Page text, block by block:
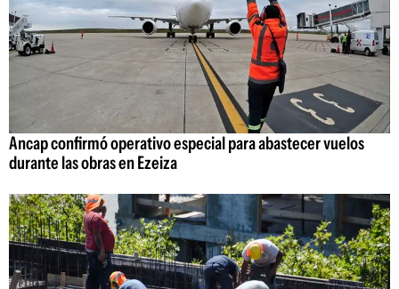
Ancap confirmó operativo especial para abastecer vuelos
durante las obras en Ezeiza